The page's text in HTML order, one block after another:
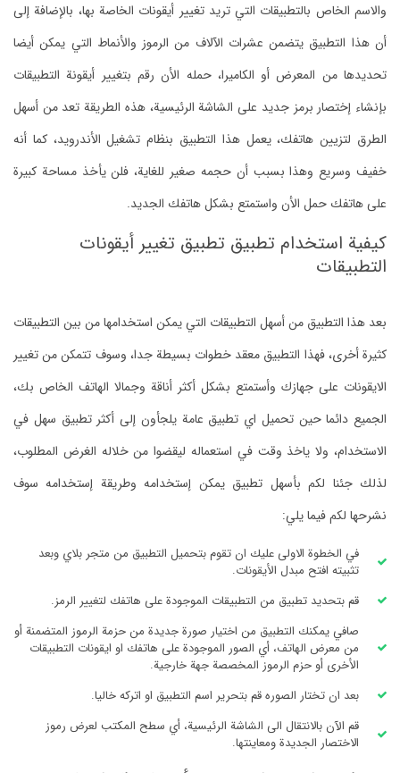
والاسم الخاص بالتطبيقات التي تريد تغيير أيقونات الخاصة بها، بالإضافة إلى
أن هذا التطبيق يتضمن عشرات الآلاف من الرموز والأنماط التي يمكن أيضا
تحديدها من المعرض أو الكاميرا، حمله الأن رقم بتغيير أيقونة التطبيقات
بإنشاء إختصار برمز جديد على الشاشة الرئيسية، هذه الطريقة تعد من أسهل
الطرق لتزيين هاتفك، يعمل هذا التطبيق بنظام تشغيل الأندرويد، كما أنه
خفيف وسريع وهذا بسبب أن حجمه صغير للغاية، فلن يأخذ مساحة كبيرة
على هاتفك حمل الأن واستمتع بشكل هاتفك الجديد.
كيفية استخدام تطبيق تطبيق تغيير أيقونات
التطبيقات
بعد هذا التطبيق من أسهل التطبيقات التي يمكن استخدامها من بين التطبيقات
كثيرة أخرى، فهذا التطبيق معقد خطوات بسيطة جدا، وسوف تتمكن من تغيير
الايقونات على جهازك وأستمتع بشكل أكثر أناقة وجمالا الهاتف الخاص بك،
الجميع دائما حين تحميل اي تطبيق عامة يلجأون إلى أكثر تطبيق سهل في
الاستخدام، ولا ياخذ وقت في استعماله ليقضوا من خلاله الغرض المطلوب،
لذلك جئنا لكم بأسهل تطبيق يمكن إستخدامه وطريقة إستخدامه سوف
نشرحها لكم فيما يلي:
في الخطوة الاولى عليك ان تقوم بتحميل التطبيق من متجر بلاي وبعد
تثبيته افتح مبدل الأيقونات.
قم بتحديد تطبيق من التطبيقات الموجودة على هاتفك لتغيير الرمز.
صافي يمكنك التطبيق من اختيار صورة جديدة من حزمة الرموز المتضمنة أو
من معرض الهاتف، أي الصور الموجودة على هاتفك او ايقونات التطبيقات
الأخرى أو حزم الرموز المخصصة جهة خارجية.
بعد ان تختار الصوره قم بتحرير اسم التطبيق او اتركه خاليا.
قم الآن بالانتقال الى الشاشة الرئيسية، أي سطح المكتب لعرض رموز
الاختصار الجديدة ومعاينتها.